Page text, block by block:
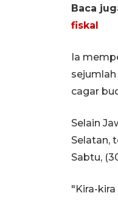
Baca
fiskal
Ia
cagar
Selain
Selatan,
Sabtu,
"Kira-